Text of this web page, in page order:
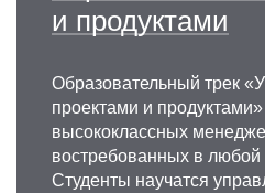
и продуктами
Образовательный трек
проектами и продуктами»
высококлассных
востребованных в любой
Студенты научатся